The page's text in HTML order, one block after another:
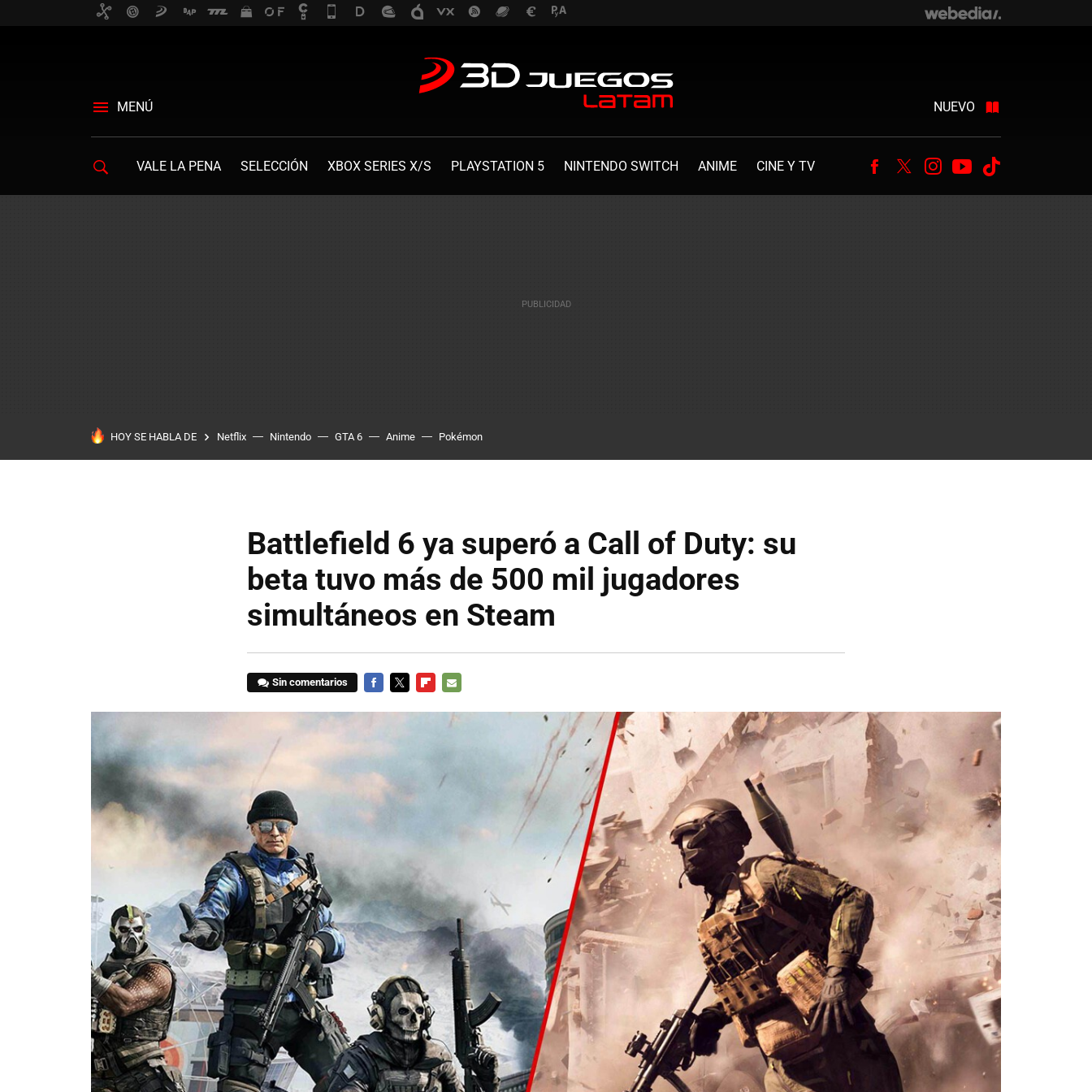
MENÚ NUEVO
VALE LA PENA SELECCIÓN XBOX SERIES X/S PLAYSTATION 5 NINTENDO SWITCH ANIME CINE Y TV Facebook
TwitterInstagram
Youtube
HOY SE HABLA DE Netflix Nintendo GTA 6 Anime Pokémon
Battlefield 6 ya superó a Call of Duty: su
beta tuvo más de 500 mil jugadores
simultáneos en Steam
Sin comentarios
MAIL